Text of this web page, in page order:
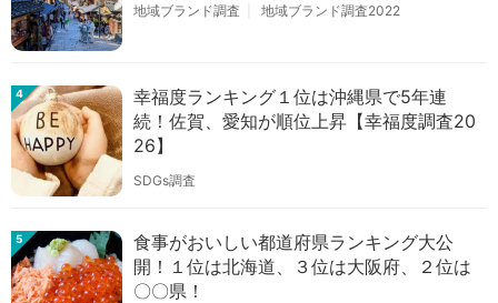
地域ブランド調査 地域ブランド調査2022
4
幸福度ランキング１位は沖縄県で5年連
続！佐賀、愛知が順位上昇【幸福度調査20
26】
SDGs調査
5
食事がおいしい都道府県ランキング大公
開！１位は北海道、３位は大阪府、２位は
〇〇県！